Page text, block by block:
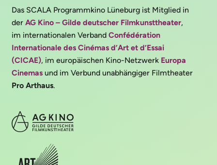
Das SCALA Programmkino Lüneburg ist Mitglied in
der AG Kino – Gilde deutscher Filmkunsttheater,
im internationalen Verband Confédération
Internationale des Cinémas d’Art et d’Essai
(CICAE), im europäischen Kino-Netzwerk Europa
Cinemas und im Verbund unabhängiger Filmtheater
Pro Arthaus.